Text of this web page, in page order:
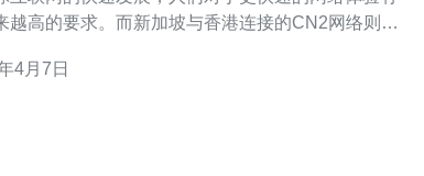
越高的要求。而新加坡与香港连接的CN2网络则成
高速互联网服务。它借助于新加坡和香港两个互联
4月7日